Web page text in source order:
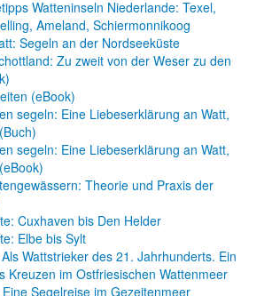
Watteninseln Niederlande: Texel,
Ameland, Schiermonnikoog
Segeln an der Nordseeküste
Zu zweit von der Weser zu den
(eBook)
segeln: Eine Liebeserklärung an Watt,
segeln: Eine Liebeserklärung an Watt,
Theorie und Praxis der
Cuxhaven bis Den Helder
Elbe bis Sylt
Wattstrieker des 21. Jahrhunderts. Ein
Kreuzen im Ostfriesischen Wattenmeer
Segelreise im Gezeitenmeer